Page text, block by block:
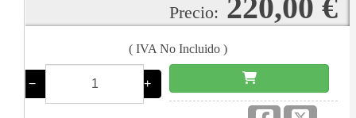
Precio: 220,00 €
( IVA No Incluido )
− +